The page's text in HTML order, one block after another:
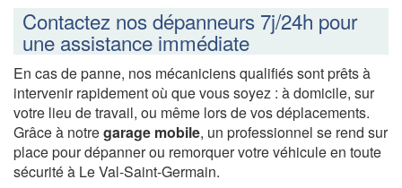
Contactez nos dépanneurs 7j/24h pour
une assistance immédiate
En cas de panne, nos mécaniciens qualifiés sont prêts à
intervenir rapidement où que vous soyez : à domicile, sur
votre lieu de travail, ou même lors de vos déplacements.
Grâce à notregarage mobile, un professionnel se rend sur
place pour dépanner ou remorquer votre véhicule en toute
sécurité à Le Val-Saint-Germain.